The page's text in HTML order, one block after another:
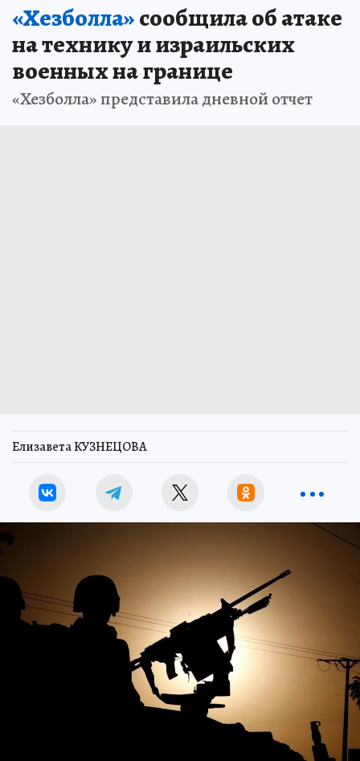
«Хезболла»сообщила об атаке
на технику и израильских
военных на границе
«Хезболла» представила дневной отчет
Елизавета КУЗНЕЦОВА